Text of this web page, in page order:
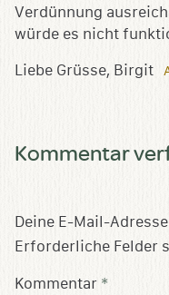
Verdünnung
würde es nicht
Liebe Grüsse, Birgit
Kommentar
Deine E-Mail-
Erforderliche Felder
Kommentar *